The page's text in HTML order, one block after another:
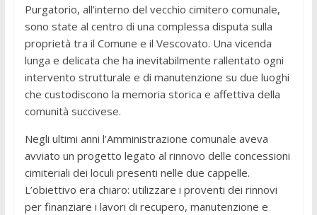
Purgatorio, all’interno del vecchio cimitero comunale,
sono state al centro di una complessa disputa sulla
proprietà tra il Comune e il Vescovato. Una vicenda
lunga e delicata che ha inevitabilmente rallentato ogni
intervento strutturale e di manutenzione su due luoghi
che custodiscono la memoria storica e affettiva della
comunità succivese.
Negli ultimi anni l’Amministrazione comunale aveva
avviato un progetto legato al rinnovo delle concessioni
cimiteriali dei loculi presenti nelle due cappelle.
L’obiettivo era chiaro: utilizzare i proventi dei rinnovi
per finanziare i lavori di recupero, manutenzione e